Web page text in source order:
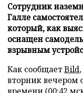
Сотрудник
Галле
который, как
оснащен
взрывным
Как сообщаетBild
вторник вечером